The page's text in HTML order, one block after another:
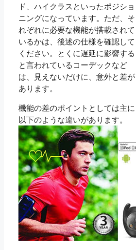
ド、ハイクラスといったポジショ
ニングになっています。ただ、そ
れぞれに必要な機能が搭載されて
いるかは、後述の仕様を確認して
ください。とくに遅延に影響する
と言われているコーデックなど
は、見えないだけに、意外と差が
あります。
機能の差のポイントとしては主に
以下のような違いがあります。